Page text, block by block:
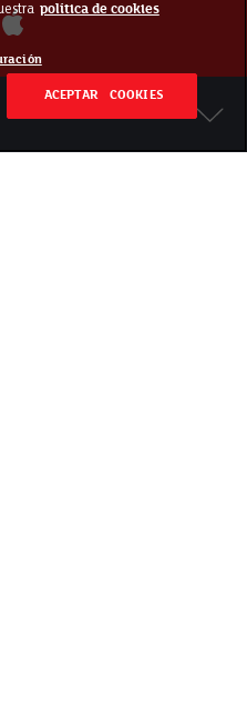
política de cookies
ACEPTAR COOKIES